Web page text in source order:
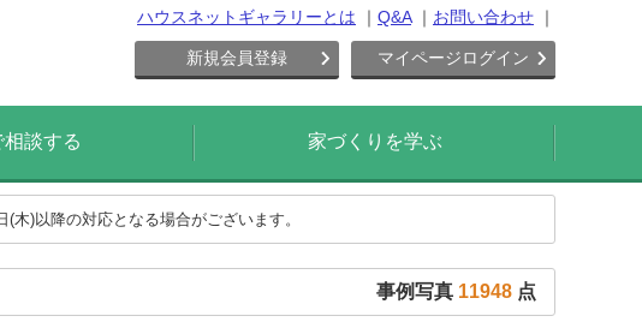
ハウスネットギャラリーとは Q&A お問い合わせ
新規会員登録 マイページログイン
談する 家づくりを学ぶ
木)以降の対応となる場合がございます。
事例写真 11948 点